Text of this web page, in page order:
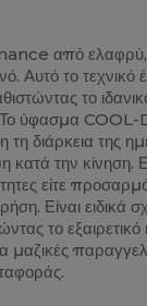
από ελαφρύ,
Αυτό το τεχνικό
το
Το ύφασμα
τη διάρκεια της
την κίνηση.
είτε
Είναι ειδικά
το
μαζικές